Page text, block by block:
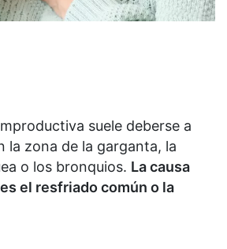
suele deberse a
la zona de la garganta, la
o los bronquios. La causa
el resfriado común o la